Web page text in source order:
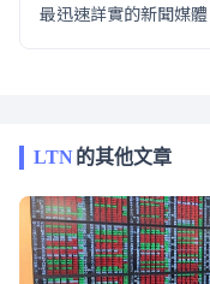
最迅速詳實的新聞媒體
LTN的其他文章